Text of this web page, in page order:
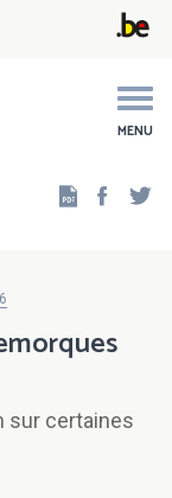
MENU
sur certaines